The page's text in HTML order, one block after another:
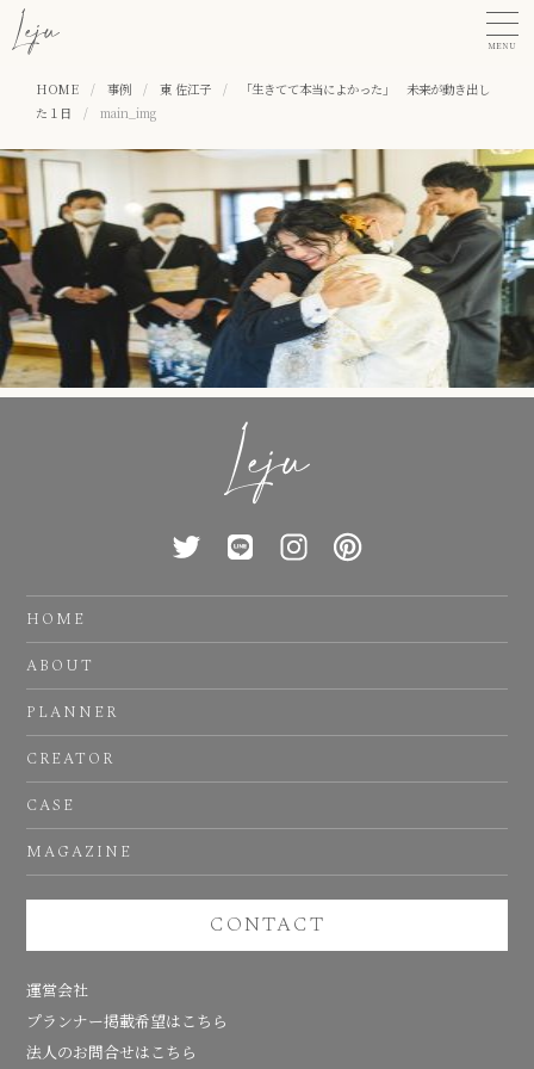
MENU
HOME / 事例 / 東 佐江子 /
「生きてて本当によかった」 未来が動き出し
た１日
/ main_img
HOME
ABOUT
PLANNER
CREATOR
CASE
MAGAZINE
CONTACT
運営会社
プランナー掲載希望はこちら
法人のお問合せはこちら